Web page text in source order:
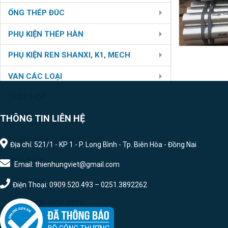
ỐNG THÉP ĐÚC
PHỤ KIỆN THÉP HÀN
PHỤ KIỆN REN SHANXI, K1, MECH
VAN CÁC LOẠI
THÉP TẤM
THÉP HÌNH U- V- I- H- LAP
ỐNG INOX
TẤM INOX
U- V- LAP- HỘP INOX
PHỤ KIỆN HÀN INOX
THÔNG TIN LIÊN HỆ
Địa chỉ: 521/1 - KP 1 - P. Long Bình - Tp. Biên Hòa - Đồng Nai
Email: thienhungviet@gmail.com
Điện Thoại: 0909.520.493 – 0251.3892262